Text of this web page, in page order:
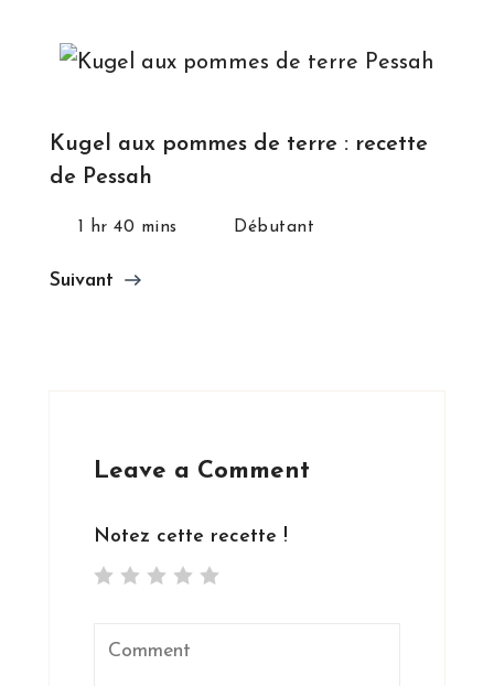
Kugel aux pommes de terre : recette
de Pessah
1 hr 40 mins Débutant
Suivant
Leave a Comment
Notez cette recette !